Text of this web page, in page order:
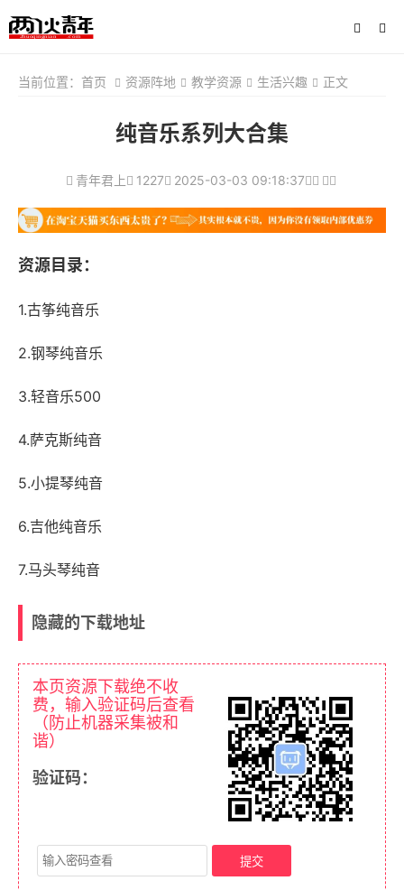
当前位置： 首页 资源阵地 教学资源 生活兴趣 正文
纯音乐系列大合集
青年君上 1227 2025-03-03 09:18:37
资源目录：
1.古筝纯音乐
2.钢琴纯音乐
3.轻音乐500
4.萨克斯纯音
5.小提琴纯音
6.吉他纯音乐
7.马头琴纯音
隐藏的下载地址
本页资源下载绝不收
费，输入验证码后查看
（防止机器采集被和
谐）
验证码：